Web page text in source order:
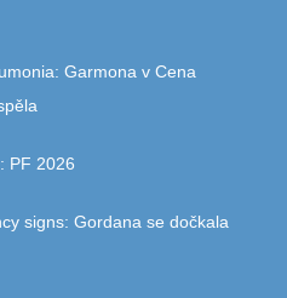
: Garmona v Cena
: PF 2026
signs: Gordana se dočkala